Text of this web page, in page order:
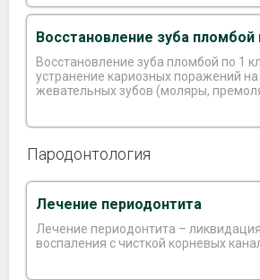
Восстановление зуба пломбой
Восстановление зуба пломбой по 1
устранение кариозных поражений на верхней части
жевательных зубов (моляры,
Пародонтология
Лечение периодонтита
Лечение периодонтита –
воспаления с чисткой корневых